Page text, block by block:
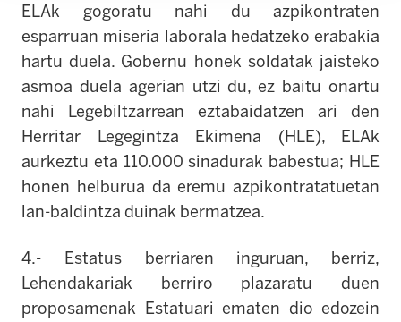
ELAk gogoratu nahi du azpikontraten
esparruan miseria laborala hedatzeko erabakia
hartu duela. Gobernu honek soldatak jaisteko
asmoa duela agerian utzi du, ez baitu onartu
nahi Legebiltzarrean eztabaidatzen ari den
Herritar Legegintza Ekimena (HLE), ELAk
aurkeztu eta 110.000 sinadurak babestua; HLE
honen helburua da eremu azpikontratatuetan
lan-baldintza duinak bermatzea.
4.- Estatus berriaren inguruan, berriz,
Lehendakariak berriro plazaratu duen
proposamenak Estatuari ematen dio edozein